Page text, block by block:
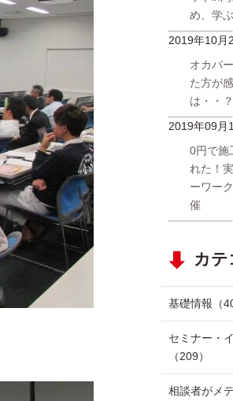
め、学
2019年10月
オカパ
た方が
は・・？
2019年09月
0円で施
れた！
ーワー
催
カテ
基礎情報 （
セミナー・
（209）
相談者がメ